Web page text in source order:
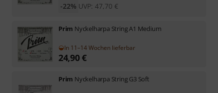
UVP: 47,70 €
-22%
Prim Nyckelharpa String A1 Medium
In 11–14 Wochen lieferbar
24,90€
Prim Nyckelharpa String G3 Soft